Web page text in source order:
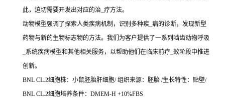
此，迫切需要开发出对应的治_疗方法。
动物模型强调了探索人类疾病机制，识别多种疾_病的诊断，发现新型
药物与新的生物标志物的方法。我们为客户提供了一系列啮齿动物呼吸
_系统疾病模型和其他相关服务，以帮助他们在临床前疗_效阶段中推进
创新。
BNL CL.2细胞株：小鼠胚胎肝细胞/ 组织来源：胚胎 /生长特性：贴壁/
BNL CL.2细胞培养条件：DMEM-H +10%FBS